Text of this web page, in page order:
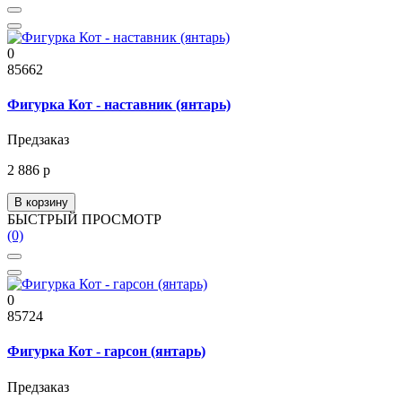
0
85662
Фигурка Кот - наставник (янтарь)
Предзаказ
2 886 р
В корзину
БЫСТРЫЙ ПРОСМОТР
(0)
0
85724
Фигурка Кот - гарсон (янтарь)
Предзаказ